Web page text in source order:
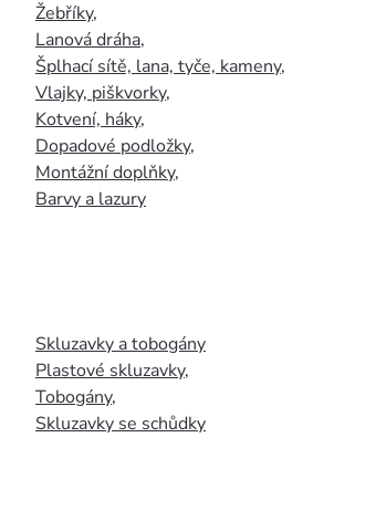
Žebříky,
Lanová dráha,
Šplhací sítě, lana, tyče, kameny,
Vlajky, piškvorky,
Kotvení, háky,
Dopadové podložky,
Montážní doplňky,
Barvy a lazury
Skluzavky a tobogány
Plastové skluzavky,
Tobogány,
Skluzavky se schůdky